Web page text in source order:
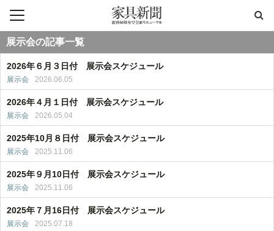
展示会の記事一覧
2026年６月３日付 展示会スケジュール
展示会 2026.06.05
2026年４月１日付 展示会スケジュール
展示会 2026.05.04
2025年10月８日付 展示会スケジュール
展示会 2025.11.06
2025年９月10日付 展示会スケジュール
展示会 2025.11.06
2025年７月16日付 展示会スケジュール
展示会 2025.07.18